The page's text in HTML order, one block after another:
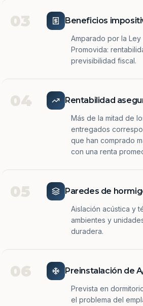
03 Beneficios
Amparado por la
Promovida:
previsibilidad fiscal.
04 Rentabilidad
Más de la mitad de
entregados
que han comprado
con una renta
05 Paredes de
Aislación acústica y
ambientes y
duradera.
06 Preinstalación de
Prevista en
el problema del